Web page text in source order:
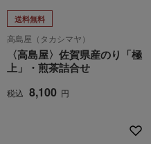
送料無料
高島屋（タカシマヤ）
〈高島屋〉佐賀県産のり「極
上」・煎茶詰合せ
税込 8,100 円